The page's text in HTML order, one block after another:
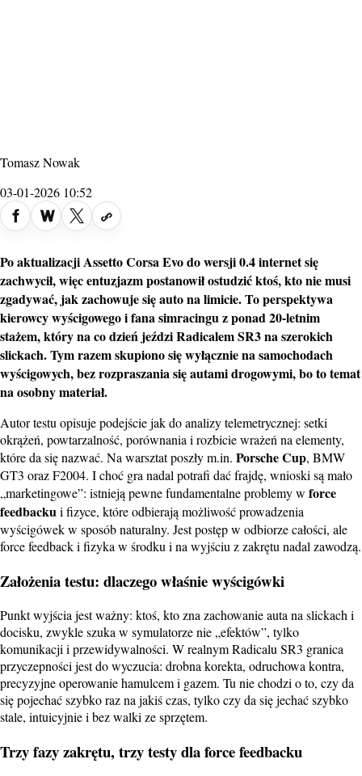
Tomasz Nowak
03-01-2026 10:52
Po aktualizacjiAssetto Corsa Evodo wersji 0.4 internet się
zachwycił, więc entuzjazm postanowił ostudzić ktoś, kto nie musi
zgadywać, jak zachowuje się auto na limicie. To perspektywa
kierowcy wyścigowego i fana simracingu z ponad 20-letnim
stażem, który na co dzień jeździ Radicalem SR3 na szerokich
slickach. Tym razem skupiono się wyłącznie na samochodach
wyścigowych, bez rozpraszania się autami drogowymi, bo to temat
na osobny materiał.
Autor testu opisuje podejście jak do analizy telemetrycznej: setki
okrążeń, powtarzalność, porównania i rozbicie wrażeń na elementy,
które da się nazwać. Na warsztat poszły m.in. Porsche Cup, BMW
GT3 oraz F2004. I choć gra nadal potrafi dać frajdę, wnioski są mało
„marketingowe”: istnieją pewne fundamentalne problemy w force
feedbackui fizyce, które odbierają możliwość prowadzenia
wyścigówek w sposób naturalny. Jest postęp w odbiorze całości, ale
force feedback i fizyka w środku i na wyjściu z zakrętu nadal zawodzą.
Założenia testu: dlaczego właśnie wyścigówki
Punkt wyjścia jest ważny: ktoś, kto zna zachowanie auta na slickach i
docisku, zwykle szuka w symulatorze nie „efektów”, tylko
komunikacji i przewidywalności. W realnym Radicalu SR3 granica
przyczepności jest do wyczucia: drobna korekta, odruchowa kontra,
precyzyjne operowanie hamulcem i gazem. Tu nie chodzi o to, czy da
się pojechać szybko raz na jakiś czas, tylko czy da się jechać szybko
stale, intuicyjnie i bez walki ze sprzętem.
Trzy fazy zakrętu, trzy testy dla force feedbacku